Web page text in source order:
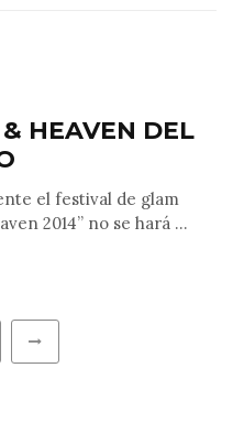
HEAVEN DEL
el festival de glam
2014” no se hará ...